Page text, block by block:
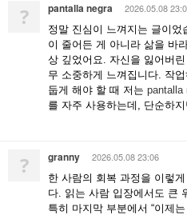
? pantalla negra 2026.05.08
정말 진심이 느껴지는 글이
이 줄어든 게 아니라 삶을 바
상 깊었어요. 자신을 잃어버
무 소중하게 느껴집니다. 작
둡게 해야 할 때 저는 pantalla
를 자주 사용하는데, 단순하
? granny 2026.05.08 23:06
한 사람의 회복 과정을 이렇
다. 읽는 사람 입장에서도 큰
특히 마지막 부분에서 “이제